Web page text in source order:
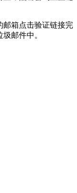
邮箱点击验证链接完
邮件中。